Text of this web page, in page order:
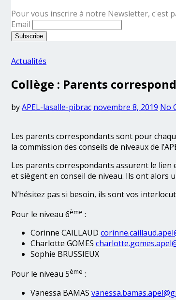
Pour vous inscrire à notre Newsletter, c'est
Email
Actualités
Collège : Parents
byAPEL-lasalle-pibrac novembre 8, 2019 No
Les parents correspondants sont pour
la commission des conseils de niveaux de
Les parents correspondants assurent le lien
et siègent en conseil de niveau. Ils ont alors
N’hésitez pas si besoin, ils sont vos
Pour le niveau 6ème :
Corinne CAILLAUD
Charlotte GOMES
Sophie BRUSSIEUX
Pour le niveau 5ème :
Vanessa BAMAS